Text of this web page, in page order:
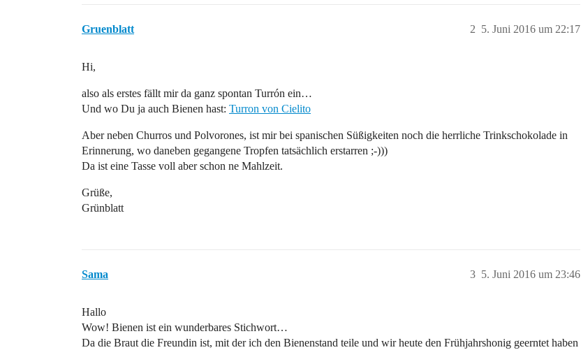
Gruenblatt 5. Juni 2016 um 22:17
2
Hi,
also als erstes fällt mir da ganz spontan Turrón ein…
Und wo Du ja auch Bienen hast: Turron von Cielito
Aber neben Churros und Polvorones, ist mir bei spanischen Süßigkeiten noch die herrliche Trinkschokolade in
Erinnerung, wo daneben gegangene Tropfen tatsächlich erstarren ;-)))
Da ist eine Tasse voll aber schon ne Mahlzeit.
Grüße,
Grünblatt
Sama 5. Juni 2016 um 23:46
3
Hallo
Wow! Bienen ist ein wunderbares Stichwort…
Da die Braut die Freundin ist, mit der ich den Bienenstand teile und wir heute den Frühjahrshonig geerntet haben